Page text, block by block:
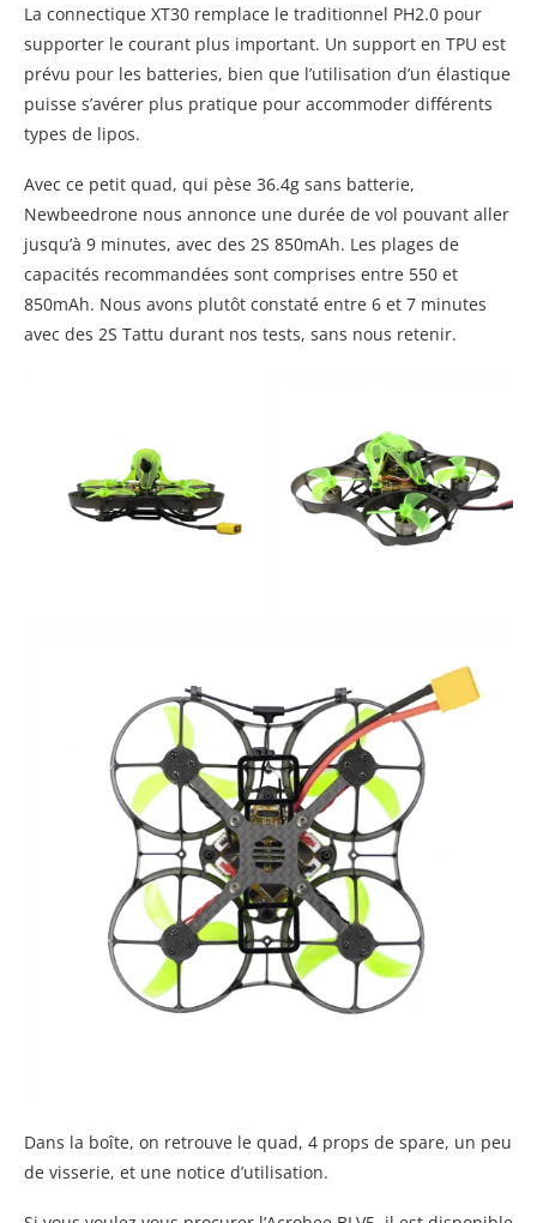
La connectique XT30 remplace le traditionnel PH2.0 pour
supporter le courant plus important. Un support en TPU est
prévu pour les batteries, bien que l’utilisation d’un élastique
puisse s’avérer plus pratique pour accommoder différents
types de lipos.
Avec ce petit quad, qui pèse 36.4g sans batterie,
Newbeedrone nous annonce une durée de vol pouvant aller
jusqu’à 9 minutes, avec des 2S 850mAh. Les plages de
capacités recommandées sont comprises entre 550 et
850mAh. Nous avons plutôt constaté entre 6 et 7 minutes
avec des 2S Tattu durant nos tests, sans nous retenir.
Dans la boîte, on retrouve le quad, 4 props de spare, un peu
de visserie, et une notice d’utilisation.